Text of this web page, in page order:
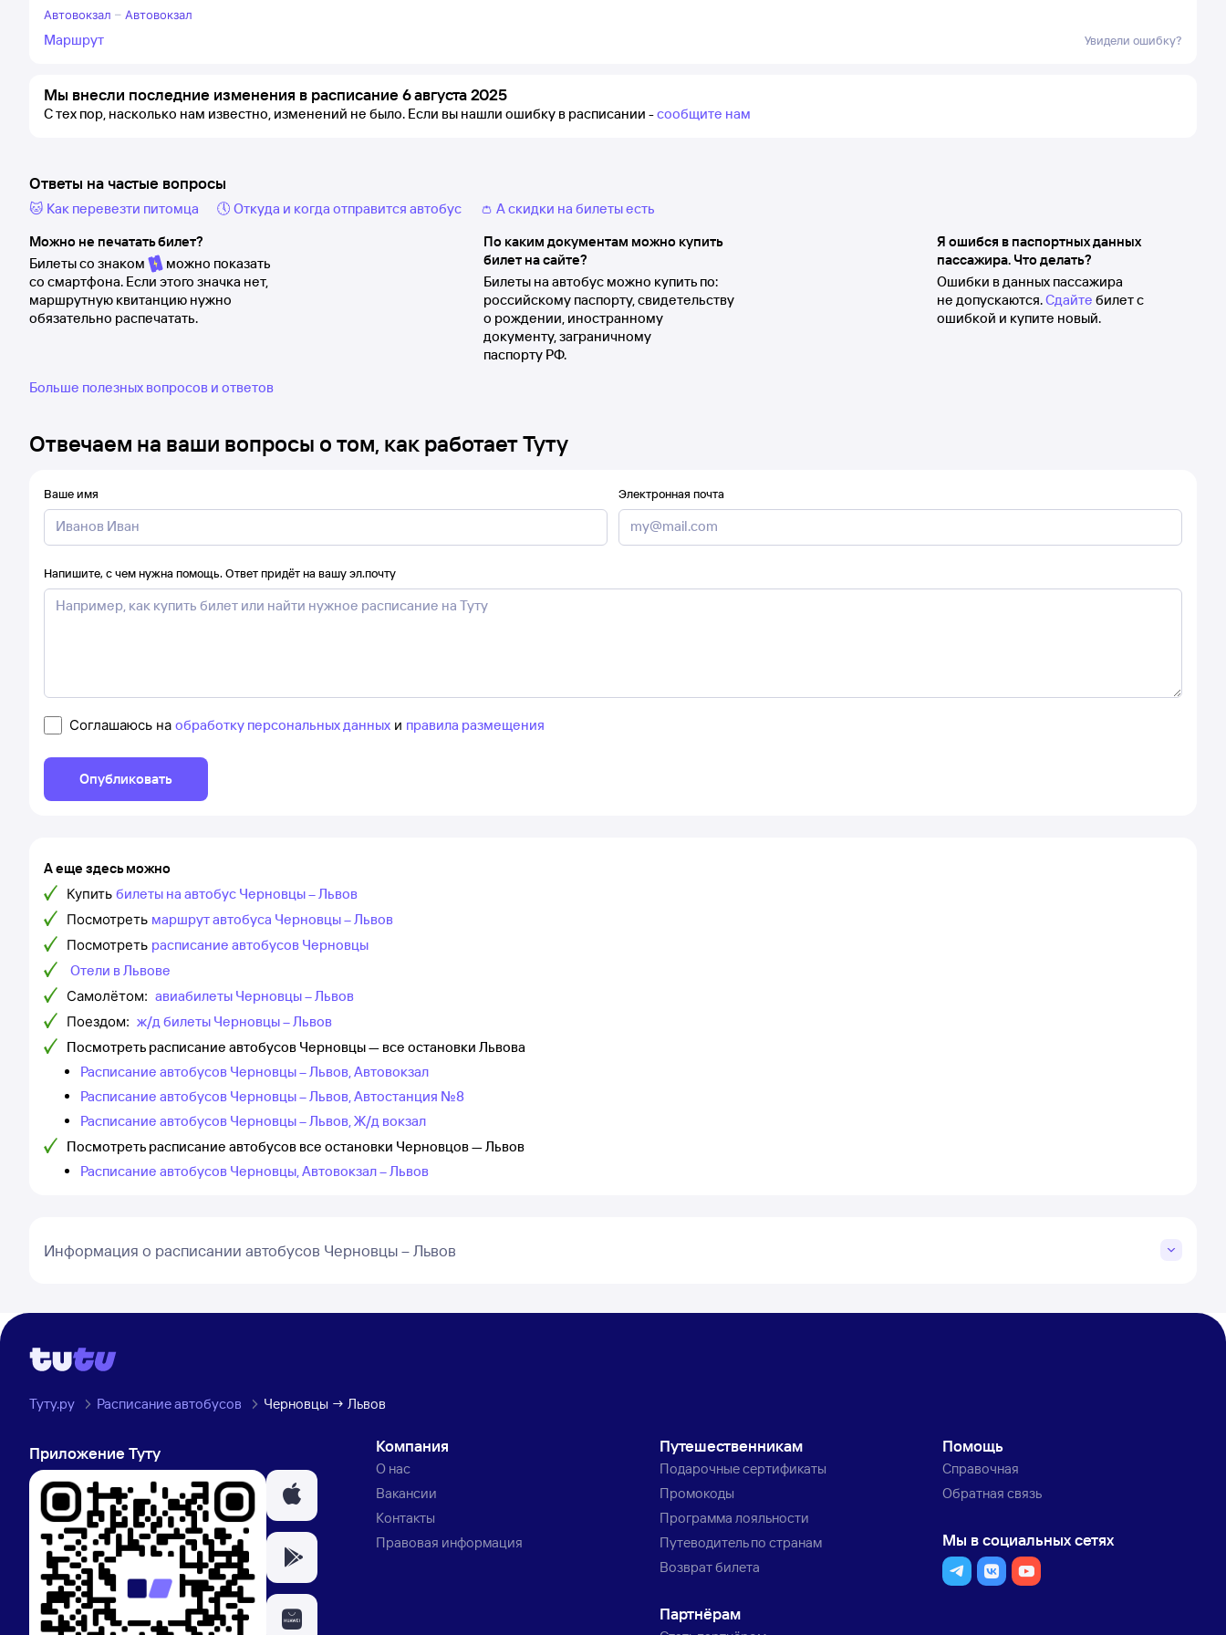
Автовокзал – Автовокзал
Маршрут Увидели ошибку?
Мы внесли последние изменения в расписание 6 августа 2025
С тех пор, насколько нам известно, изменений не было. Если вы нашли ошибку в расписании -сообщите нам
Ответы на частые вопросы
🐱 Как перевезти питомца 🕔 Откуда и когда отправится автобус
👛 А скидки на билеты есть
Можно не печатать билет?
Билеты со знаком
можно показать
со смартфона. Если этого значка нет,
маршрутную квитанцию нужно
обязательно распечатать.
По каким документам можно купить
билет на сайте?
Билеты на автобус можно купить по:
российскому паспорту, свидетельству
о рождении, иностранному
документу, заграничному
паспорту РФ.
Я ошибся в паспортных данных
пассажира. Что делать?
Ошибки в данных пассажира
не допускаются.Сдайте билет с
ошибкой и купите новый.
Больше полезных вопросов и ответов
Отвечаем на ваши вопросы о том, как работает Туту
Ваше имя Электронная почта
Напишите, с чем нужна помощь. Ответ придёт на вашу эл.почту
Соглашаюсь на обработку персональных данных и правила размещения
Опубликовать
А еще здесь можно
Купить билеты на автобус Черновцы – Львов
Посмотреть маршрут автобуса Черновцы – Львов
Посмотреть расписание автобусов Черновцы
Отели в Львове
Самолётом: авиабилеты Черновцы – Львов
Поездом: ж/д билеты Черновцы – Львов
Посмотреть расписание автобусов Черновцы — все остановки Львова
Расписание автобусов Черновцы – Львов, Автовокзал
Расписание автобусов Черновцы – Львов, Автостанция №8
Расписание автобусов Черновцы – Львов, Ж/д вокзал
Посмотреть расписание автобусов все остановки Черновцов — Львов
Расписание автобусов Черновцы, Автовокзал – Львов
Информация о расписании автобусов Черновцы – Львов
Туту.ру Расписание автобусов Черновцы → Львов
Приложение Туту Компания
О нас
Вакансии
Контакты
Правовая информация
Путешественникам
Подарочные сертификаты
Промокоды
Программа лояльности
Путеводитель по странам
Возврат билета
Партнёрам
Помощь
Справочная
Обратная связь
Мы в социальных сетях